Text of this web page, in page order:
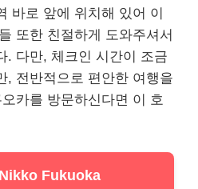
바로 앞에 위치해 있어 이
또한 친절하게 도와주셔서
. 다만, 체크인 시간이 조금
, 전반적으로 편안한 여행을
카를 방문하신다면 이 호
Fukuoka